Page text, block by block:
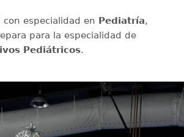
con especialidad en Pediatría,
para la especialidad de
Pediátricos.